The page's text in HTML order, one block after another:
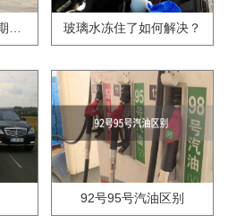
驾驶证到期没有换,逾期怎么办?? 玻璃水冻住了如何解决？
92号95号汽油区别